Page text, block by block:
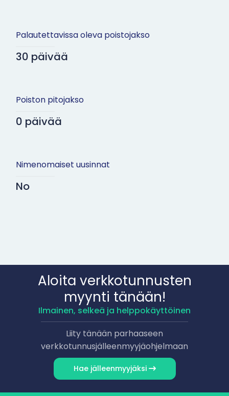
Palautettavissa oleva poistojakso
30 päivää
Poiston pitojakso
0 päivää
Nimenomaiset uusinnat
No
Aloita verkkotunnusten
myynti tänään!
Ilmainen, selkeä ja helppokäyttöinen
Liity tänään parhaaseen
verkkotunnusjälleenmyyjäohjelmaan
Hae jälleenmyyjäksi